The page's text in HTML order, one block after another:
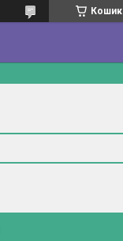
Кошик